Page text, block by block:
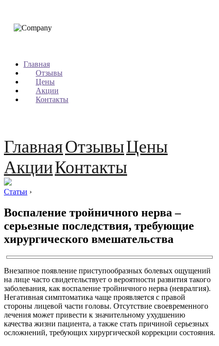
Главная
Отзывы
Цены
Акции
Контакты
ГлавнаяОтзывыЦены
АкцииКонтакты
Статьи ›
Воспаление тройничного нерва –
серьезные последствия, требующие
хирургического вмешательства
Внезапное появление приступообразных болевых ощущений
на лице часто свидетельствует о вероятности развития такого
заболевания, как воспаление тройничного нерва (невралгия).
Негативная симптоматика чаще проявляется с правой
стороны лицевой части головы. Отсутствие своевременного
лечения может привести к значительному ухудшению
качества жизни пациента, а также стать причиной серьезных
осложнений, требующих хирургической коррекции состояния.